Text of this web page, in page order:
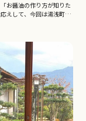
お醤油の作り方が知りた
えして、今回は湯浅町